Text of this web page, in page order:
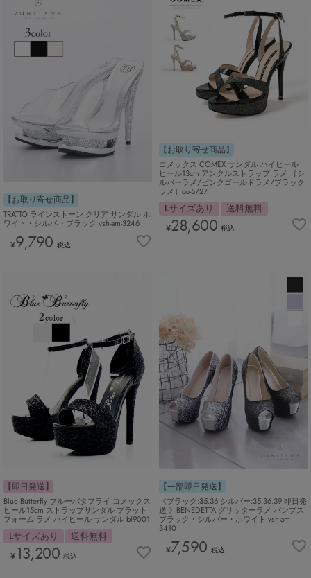
【お取り寄せ商品】
TRATTO ラインストーン クリア サンダル ホ
ワイト・シルバ-・ブラック vsh-am-3246
¥9,790 税込
【お取り寄せ商品】
コメックス COMEX サンダル ハイヒール
ヒール13cm アンクルストラップ ラメ ［シ
ルバーラメ/ピンクゴールドラメ/ブラック
ラメ］co-5727
Lサイズあり 送料無料
¥28,600 税込
【即日発送】
Blue Butterfly ブルーバタフライ コメックス
ヒール15cm ストラップサンダル プラット
フォーム ラメ ハイヒール サンダル bl9001
Lサイズあり 送料無料
¥ 13,200 税込
【一部即日発送】
《ブラック:35.36 シルバー:35.36.39 即日発
送 》BENEDETTA グリッターラメ パンプス
ブラック・シルバー・ホワイト vsh-am-
3410
¥7,590 税込